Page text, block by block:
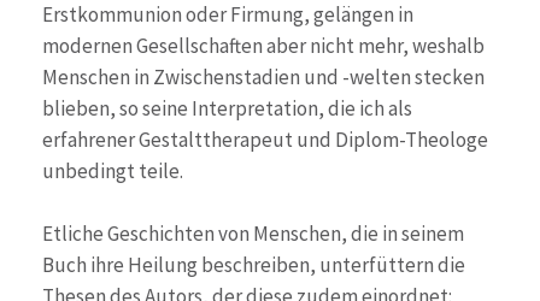
Erstkommunion oder Firmung, gelängen in
modernen Gesellschaften aber nicht mehr, weshalb
Menschen in Zwischenstadien und -welten stecken
blieben, so seine Interpretation, die ich als
erfahrener Gestalttherapeut und Diplom-Theologe
unbedingt teile.
Etliche Geschichten von Menschen, die in seinem
Buch ihre Heilung beschreiben, unterfüttern die